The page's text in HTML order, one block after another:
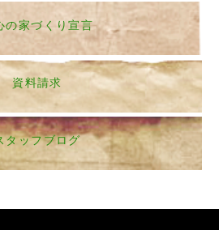
の家づくり宣言
資料請求
タッフブログ